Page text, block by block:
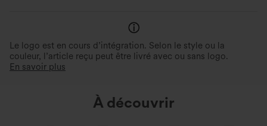
Le logo est en cours d’intégration. Selon le style ou la
couleur, l’article reçu peut être livré avec ou sans logo.
En savoir plus
À découvrir